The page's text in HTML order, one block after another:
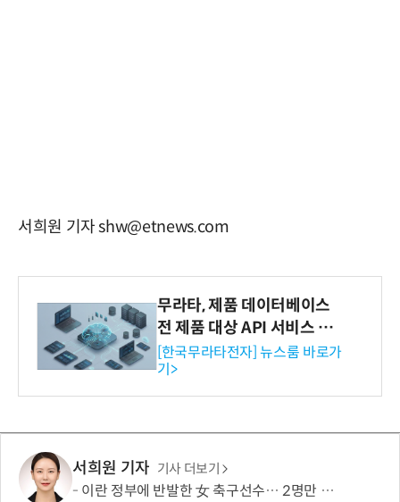
서희원 기자 shw@etnews.com
무라타, 제품 데이터베이스
전 제품 대상 API 서비스 제
공…73개 제품 카테고리로
확대
[한국무라타전자] 뉴스룸 바로가
기>
서희원 기자 기사 더보기
이란 정부에 반발한 女 축구선수… 2명만 호주 시민권 취득